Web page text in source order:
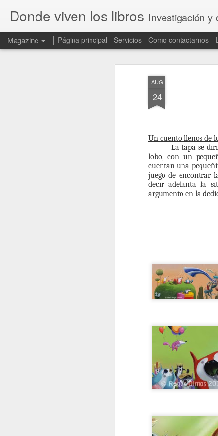
AUG
24
Un cuento llenos de
La tapa se
lobo, con un
cuentan una
juego de encontrar
decir adelanta la
argumento en la
Donde viven los libros Investigación y
Magazine Página principal Servicios Como contactarnos